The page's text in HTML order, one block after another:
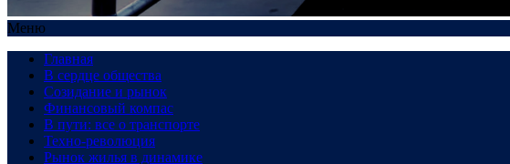
Меню
Главная
В сердце общества
Созидание и рынок
Финансовый компас
В пути: все о транспорте
Техно-революция
Рынок жилья в динамике